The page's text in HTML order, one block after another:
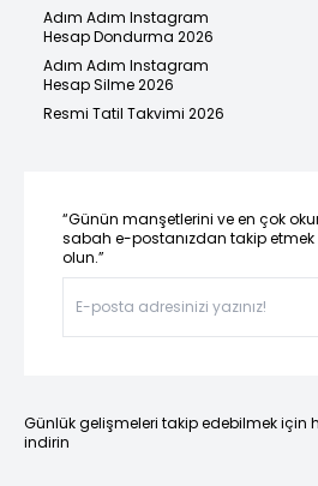
Adım Adım Instagram
Hesap Dondurma 2026
Adım Adım Instagram
Hesap Silme 2026
Resmi Tatil Takvimi 2026
“Günün manşetlerini ve en çok
sabah e-postanızdan takip etmek
olun.”
Günlük gelişmeleri takip edebilmek için
indirin